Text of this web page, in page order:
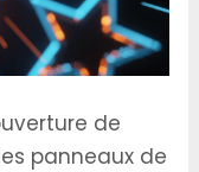
de
panneaux de